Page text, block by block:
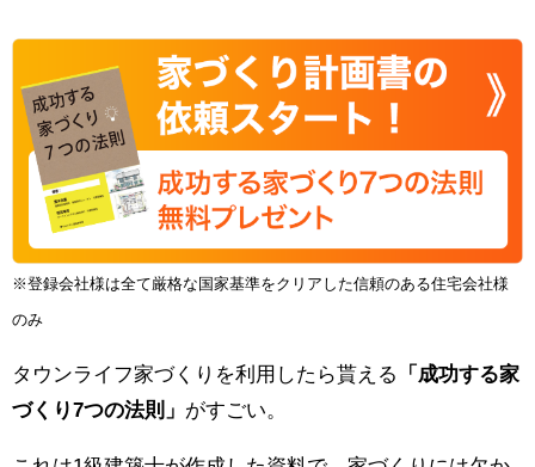
※登録会社様は全て厳格な国家基準をクリアした信頼のある住宅会社様
のみ
タウンライフ家づくりを利用したら貰える
「成功する家
づくり7つの法則」 がすごい。